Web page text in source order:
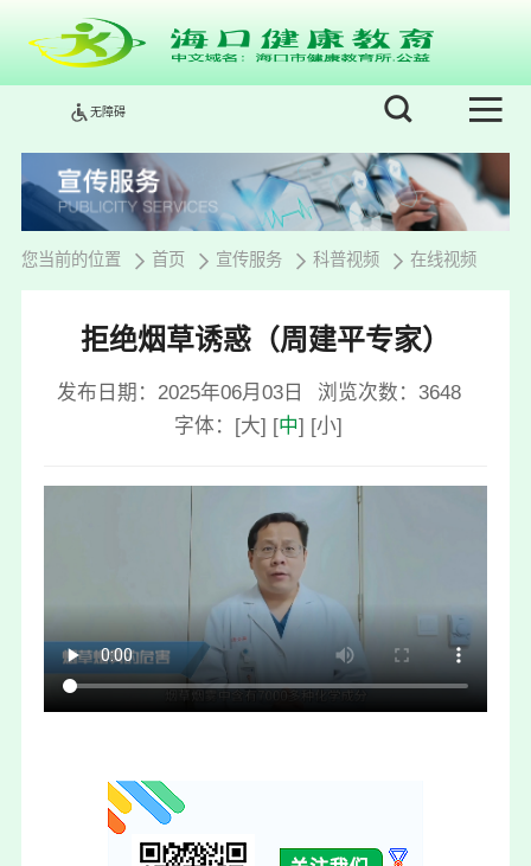
无障碍
您当前的位置 首页 宣传服务 科普视频 在线视频
拒绝烟草诱惑（周建平专家）
发布日期：2025年06月03日 浏览次数： 3648
字体： [大] [中] [小]